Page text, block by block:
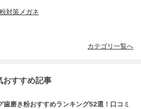
対策メガネ
カテゴリ一覧へ
おすすめ記事
歯磨き粉おすすめランキング52選！口コミ